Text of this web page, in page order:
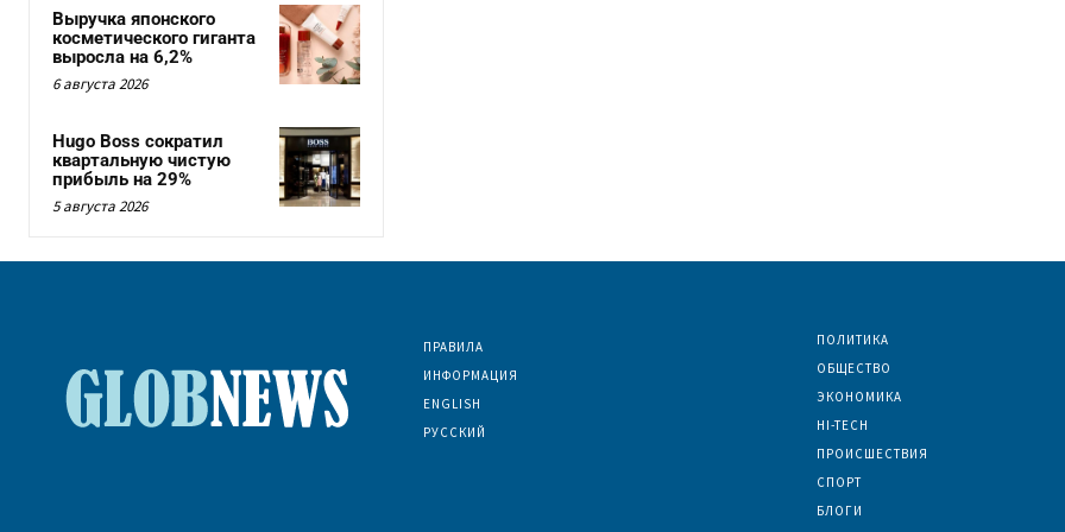
Выручка японского
косметического гиганта
выросла на 6,2%
6 августа 2026
Hugo Boss сократил
квартальную чистую
прибыль на 29%
5 августа 2026
ПРАВИЛА
ИНФОРМАЦИЯ
ENGLISH
РУССКИЙ
ПОЛИТИКА
ОБЩЕСТВО
ЭКОНОМИКА
HI-TECH
ПРОИСШЕСТВИЯ
СПОРТ
БЛОГИ